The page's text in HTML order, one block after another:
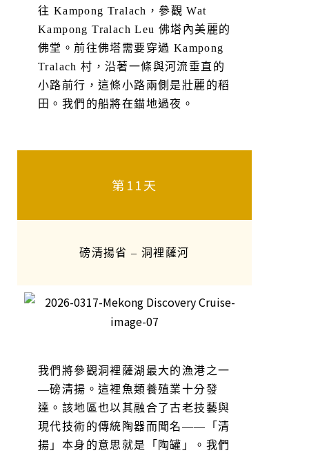
往 Kampong Tralach，參觀 Wat
Kampong Tralach Leu 佛塔內美麗的
佛堂。前往佛塔需要穿過 Kampong
Tralach 村，沿著一條與河流垂直的
小路前行，這條小路兩側是壯麗的稻
田。我們的船將在錨地過夜。
第11天
磅清揚省 – 洞裡薩河
我們將參觀洞裡薩湖最大的漁港之一
—磅清揚。這裡魚類養殖業十分發
達。該地區也以其融合了古老技藝與
現代技術的傳統陶器而聞名——「清
揚」本身的意思就是「陶罐」。我們